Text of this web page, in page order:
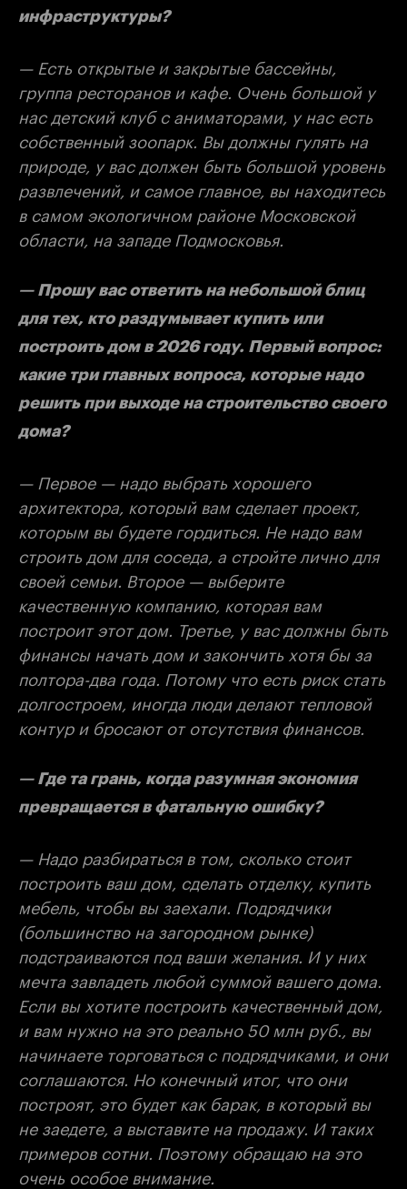
инфраструктуры?
— Есть открытые и закрытые бассейны,
группа ресторанов и кафе. Очень большой у
нас детский клуб с аниматорами, у нас есть
собственный зоопарк. Вы должны гулять на
природе, у вас должен быть большой уровень
развлечений, и самое главное, вы находитесь
в самом экологичном районе Московской
области, на западе Подмосковья.
— Прошу вас ответить на небольшой блиц
для тех, кто раздумывает купить или
построить дом в 2026 году. Первый вопрос:
какие три главных вопроса, которые надо
решить при выходе на строительство своего
дома?
— Первое — надо выбрать хорошего
архитектора, который вам сделает проект,
которым вы будете гордиться. Не надо вам
строить дом для соседа, а стройте лично для
своей семьи. Второе — выберите
качественную компанию, которая вам
построит этот дом. Третье, у вас должны быть
финансы начать дом и закончить хотя бы за
полтора-два года. Потому что есть риск стать
долгостроем, иногда люди делают тепловой
контур и бросают от отсутствия финансов.
— Где та грань, когда разумная экономия
превращается в фатальную ошибку?
— Надо разбираться в том, сколько стоит
построить ваш дом, сделать отделку, купить
мебель, чтобы вы заехали. Подрядчики
(большинство на загородном рынке)
подстраиваются под ваши желания. И у них
мечта завладеть любой суммой вашего дома.
Если вы хотите построить качественный дом,
и вам нужно на это реально 50 млн руб., вы
начинаете торговаться с подрядчиками, и они
соглашаются. Но конечный итог, что они
построят, это будет как барак, в который вы
не заедете, а выставите на продажу. И таких
примеров сотни. Поэтому обращаю на это
очень особое внимание.